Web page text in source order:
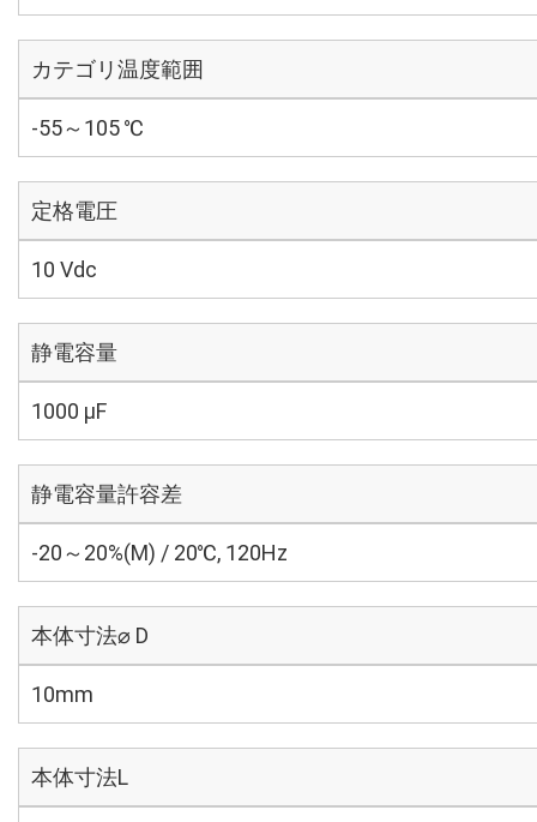
カテゴリ温度範囲
-55～105 ℃
定格電圧
10 Vdc
静電容量
1000 µF
静電容量許容差
-20～20%(M) / 20℃, 120Hz
本体寸法⌀ D
10mm
本体寸法L